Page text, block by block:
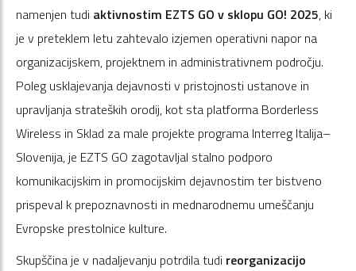
namenjen tudi aktivnostim EZTS GO v sklopu GO! 2025, ki
je v preteklem letu zahtevalo izjemen operativni napor na
organizacijskem, projektnem in administrativnem področju.
Poleg usklajevanja dejavnosti v pristojnosti ustanove in
upravljanja strateških orodij, kot sta platforma Borderless
Wireless in Sklad za male projekte programa Interreg Italija–
Slovenija, je EZTS GO zagotavljal stalno podporo
komunikacijskim in promocijskim dejavnostim ter bistveno
prispeval k prepoznavnosti in mednarodnemu umeščanju
Evropske prestolnice kulture.
Skupščina je v nadaljevanju potrdila tudi reorganizacijo